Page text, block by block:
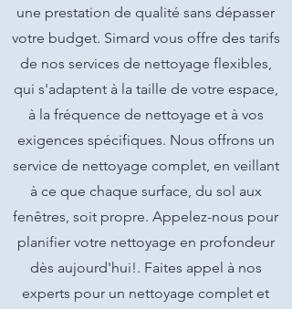
une prestation de qualité sans dépasser
votre budget. Simard vous offre des tarifs
de nos services de nettoyage flexibles,
qui s'adaptent à la taille de votre espace,
à la fréquence de nettoyage et à vos
exigences spécifiques. Nous offrons un
service de nettoyage complet, en veillant
à ce que chaque surface, du sol aux
fenêtres, soit propre. Appelez-nous pour
planifier votre nettoyage en profondeur
dès aujourd'hui!. Faites appel à nos
experts pour un nettoyage complet et